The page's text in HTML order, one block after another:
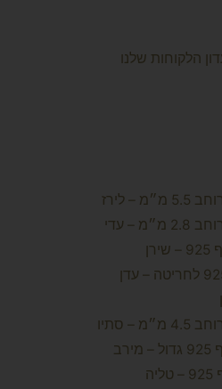
הלקוחות שלנו